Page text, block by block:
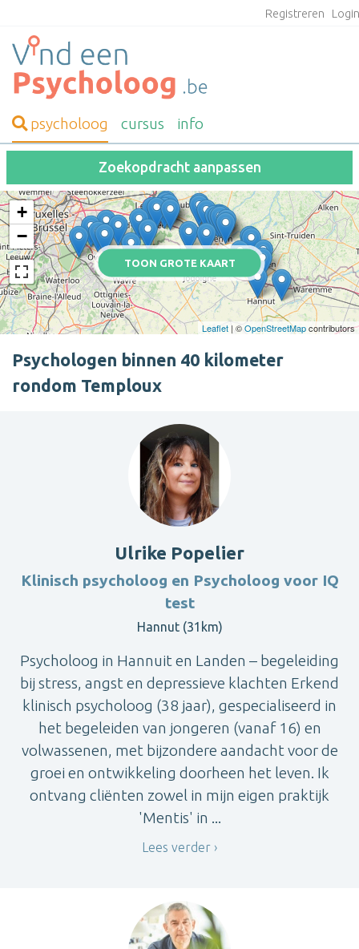
Registreren
psycholoog cursus info
Zoekopdracht aanpassen
TOON GROTE KAART
+
−
Leaflet | ©OpenStreetMapcontributors
Psychologen binnen 40 kilometer
rondom Temploux
Ulrike Popelier
Klinisch psycholoog en Psycholoog voor IQ
test
Hannut (31km)
Psycholoog in Hannuit en Landen – begeleiding
bij stress, angst en depressieve klachten Erkend
klinisch psycholoog (38 jaar), gespecialiseerd in
het begeleiden van jongeren (vanaf 16) en
volwassenen, met bijzondere aandacht voor de
groei en ontwikkeling doorheen het leven. Ik
ontvang cliënten zowel in mijn eigen praktijk
'Mentis' in ...
Lees verder